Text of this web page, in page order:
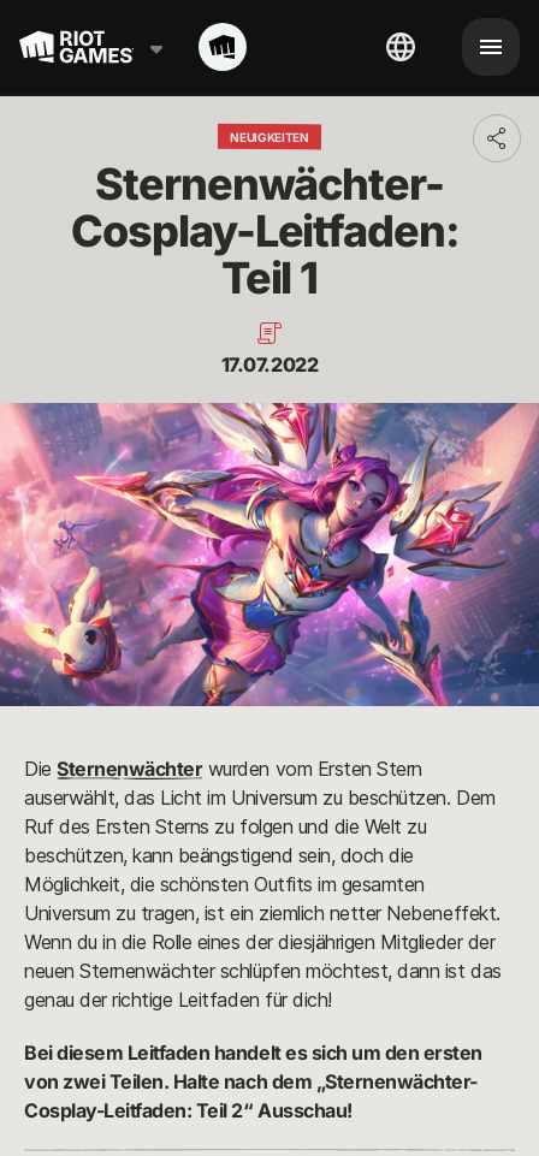
NEUIGKEITEN
Sternenwächter-
Cosplay-Leitfaden:
Teil 1
17.07.2022
DieSternenwächterwurden vom Ersten Stern
auserwählt, das Licht im Universum zu beschützen. Dem
Ruf des Ersten Sterns zu folgen und die Welt zu
beschützen, kann beängstigend sein, doch die
Möglichkeit, die schönsten Outfits im gesamten
Universum zu tragen, ist ein ziemlich netter Nebeneffekt.
Wenn du in die Rolle eines der diesjährigen Mitglieder der
neuen Sternenwächter schlüpfen möchtest, dann ist das
genau der richtige Leitfaden für dich!
Bei diesem Leitfaden handelt es sich um den ersten
von zwei Teilen. Halte nach dem „Sternenwächter-
Cosplay-Leitfaden: Teil 2“ Ausschau!